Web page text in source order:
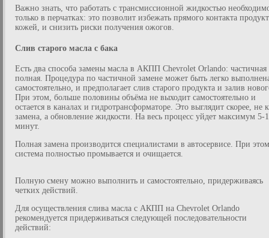
Важно знать, что работать с трансмиссионной жидкостью
только в перчатках: это позволит избежать прямого контакта
кожей, и снизить риски получения ожогов.
Слив старого масла с бака
Есть два способа замены масла в АКПП Chevrolet Orlando: частичная
полная. Процедура по частичной замене может быть легко
самостоятельно, и предполагает слив старого продукта и залив
При этом, больше половины объёма не выходит самостоятельно и
остается в каналах и гидротрансформаторе. Это выглядит скорее, не
замена, а обновление жидкости. На весь процесс уйдет максимум 5-
минут.
Полная замена производится специалистами в автосервисе. При
система полностью промывается и очищается.
Полную смену можно выполнить и самостоятельно, придерживаясь
четких действий.
Для осуществления слива масла с АКПП на Chevrolet Orlando
рекомендуется придерживаться следующей последовательности
действий: